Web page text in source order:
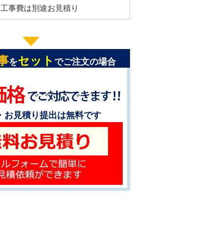
事費は別途お見積り
をセット でご注文の場合
お見積り提出は無料です